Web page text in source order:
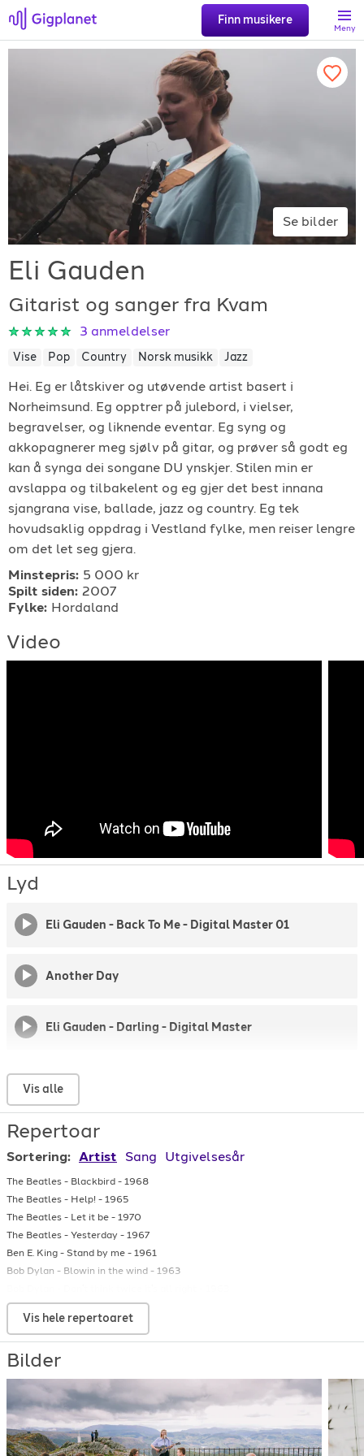
Finn musikere
Meny
Logg inn
Registrer artist
Gigplanet
For arrangører
For musiker
Support
Se bilder
Eli Gauden
Gitarist og sanger fra Kvam
3 anmeldelser
Vise Pop Country Norsk musikk Jazz
Hei. Eg er låtskiver og utøvende artist basert i
Norheimsund. Eg opptrer på julebord, i vielser,
begravelser, og liknende eventar. Eg syng og
akkopagnerer meg sjølv på gitar, og prøver så godt eg
kan å synga dei songane DU ynskjer. Stilen min er
avslappa og tilbakelent og eg gjer det best innana
sjangrana vise, ballade, jazz og country. Eg tek
hovudsaklig oppdrag i Vestland fylke, men reiser lengre
om det let seg gjera.
Minstepris: 5 000 kr
Spilt siden: 2007
Fylke: Hordaland
Video
Lyd
Eli Gauden - Back To Me - Digital Master 01
Another Day
Eli Gauden - Darling - Digital Master
Cottonheart
Moving On
Always Hungry
Vis alle
Repertoar
Sortering: Artist Sang Utgivelsesår
The Beatles - Blackbird - 1968
The Beatles - Help! - 1965
The Beatles - Let it be - 1970
The Beatles - Yesterday - 1967
Ben E. King - Stand by me - 1961
Bob Dylan - Blowin in the wind - 1963
Bob Dylan-It ain't me babe-1964
Christina Perri-A thousand years
Creedence Clearwater Revival-Have you ever seen the rain-1970
Dagny-Somebody
Daniel Kvammen-Du fortenar ein som meg-2015
Ellie Goulding
-How Long Will I Love You-
Etta James-At last -1961
Eva Cassidy-Early morning rain-
Eva Cassidy-Fields of gold-1996
Vis hele repertoaret
Bilder